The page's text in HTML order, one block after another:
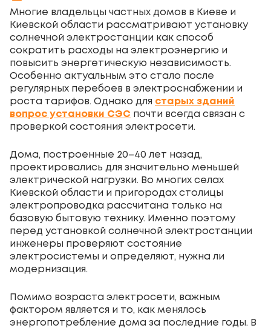
Многие владельцы частных домов в Киеве и
Киевской области рассматривают установку
солнечной электростанции как способ
сократить расходы на электроэнергию и
повысить энергетическую независимость.
Особенно актуальным это стало после
регулярных перебоев в электроснабжении и
роста тарифов. Однако для старых зданий
вопрос установки СЭС почти всегда связан с
проверкой состояния электросети.
Дома, построенные 20–40 лет назад,
проектировались для значительно меньшей
электрической нагрузки. Во многих селах
Киевской области и пригородах столицы
электропроводка рассчитана только на
базовую бытовую технику. Именно поэтому
перед установкой солнечной электростанции
инженеры проверяют состояние
электросистемы и определяют, нужна ли
модернизация.
Помимо возраста электросети, важным
фактором является и то, как менялось
энергопотребление дома за последние годы. В